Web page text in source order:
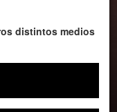
distintos medios